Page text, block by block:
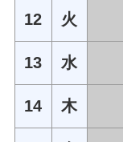
12 火
13 水
14 木